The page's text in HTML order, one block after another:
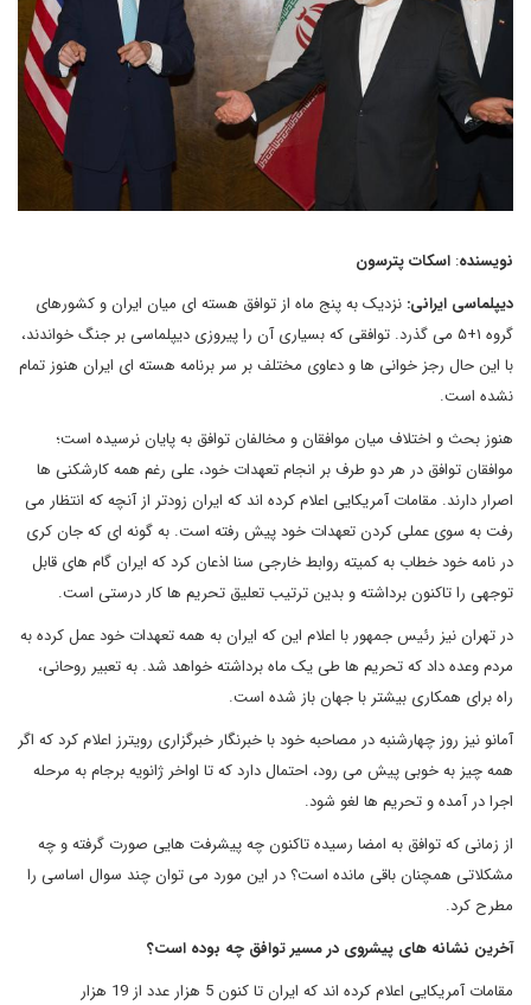
نویسنده: اسکات پترسون
دیپلماسی ایرانی: نزدیک به پنج ماه از توافق هسته ای میان ایران و کشورهای
گروه ۱+۵ می گذرد. توافقی که بسیاری آن را پیروزی دیپلماسی بر جنگ خواندند،
با این حال رجز خوانی ها و دعاوی مختلف بر سر برنامه هسته ای ایران هنوز تمام
نشده است.
هنوز بحث و اختلاف میان موافقان و مخالفان توافق به پایان نرسیده است؛
موافقان توافق در هر دو طرف بر انجام تعهدات خود، علی رغم همه کارشکنی ها
اصرار دارند. مقامات آمریکایی اعلام کرده اند که ایران زودتر از آنچه که انتظار می
رفت به سوی عملی کردن تعهدات خود پیش رفته است. به گونه ای که جان کری
در نامه خود خطاب به کمیته روابط خارجی سنا اذعان کرد که ایران گام های قابل
توجهی را تاکنون برداشته و بدین ترتیب تعلیق تحریم ها کار درستی است.
در تهران نیز رئیس جمهور با اعلام این که ایران به همه تعهدات خود عمل کرده به
مردم وعده داد که تحریم ها طی یک ماه برداشته خواهد شد. به تعبیر روحانی،
راه برای همکاری بیشتر با جهان باز شده است.
آمانو نیز روز چهارشنبه در مصاحبه خود با خبرنگار خبرگزاری رویترز اعلام کرد که اگر
همه چیز به خوبی پیش می رود، احتمال دارد که تا اواخر ژانویه برجام به مرحله
اجرا در آمده و تحریم ها لغو شود.
از زمانی که توافق به امضا رسیده تاکنون چه پیشرفت هایی صورت گرفته و چه
مشکلاتی همچنان باقی مانده است؟ در این مورد می توان چند سوال اساسی را
مطرح کرد.
آخرین نشانه های پیشروی در مسیر توافق چه بوده است؟
مقامات آمریکایی اعلام کرده اند که ایران تا کنون 5 هزار عدد از 19 هزار